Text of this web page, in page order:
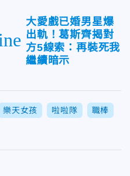
大愛戲已婚男星爆
出軌！葛斯齊揭對
方5線索：再裝死我
繼續暗示
樂天女孩 啦啦隊 職棒